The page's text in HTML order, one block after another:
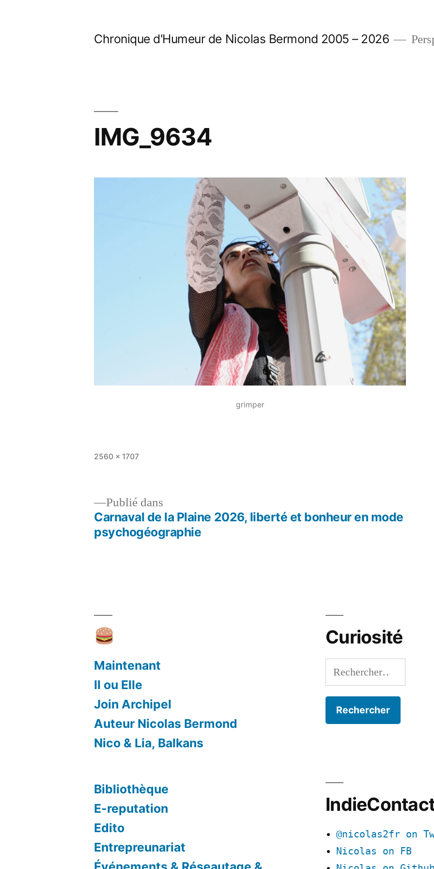
Chronique d'Humeur de Nicolas Bermond 2005 – 2026
IMG_9634
grimper
Taille
2560 × 1707
Navigation
Publié dans
Carnaval de la Plaine 2026, liberté et bonheur en mode
psychogéographie
Maintenant
Il ou Elle
Join Archipel
Auteur Nicolas Bermond
Nico & Lia, Balkans
Curiosité
Rechercher :
Bibliothèque
E-reputation
Edito
Entrepreunariat
@nicolas2fr on
Nicolas on FB